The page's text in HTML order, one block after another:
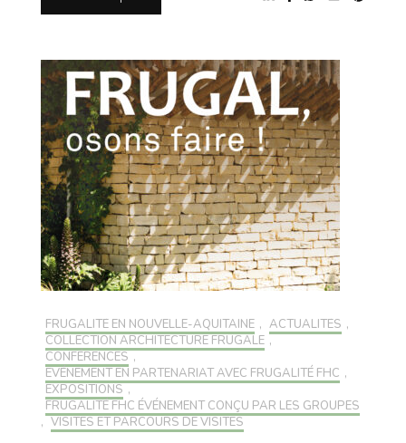
FRUGALITÉ EN NOUVELLE-AQUITAINE , ACTUALITÉS ,
COLLECTION ARCHITECTURE FRUGALE ,
CONFÉRENCES ,
EVÉNEMENT EN PARTENARIAT AVEC FRUGALITÉ FHC ,
EXPOSITIONS ,
FRUGALITÉ FHC ÉVÉNEMENT CONÇU PAR LES GROUPES
, VISITES ET PARCOURS DE VISITES